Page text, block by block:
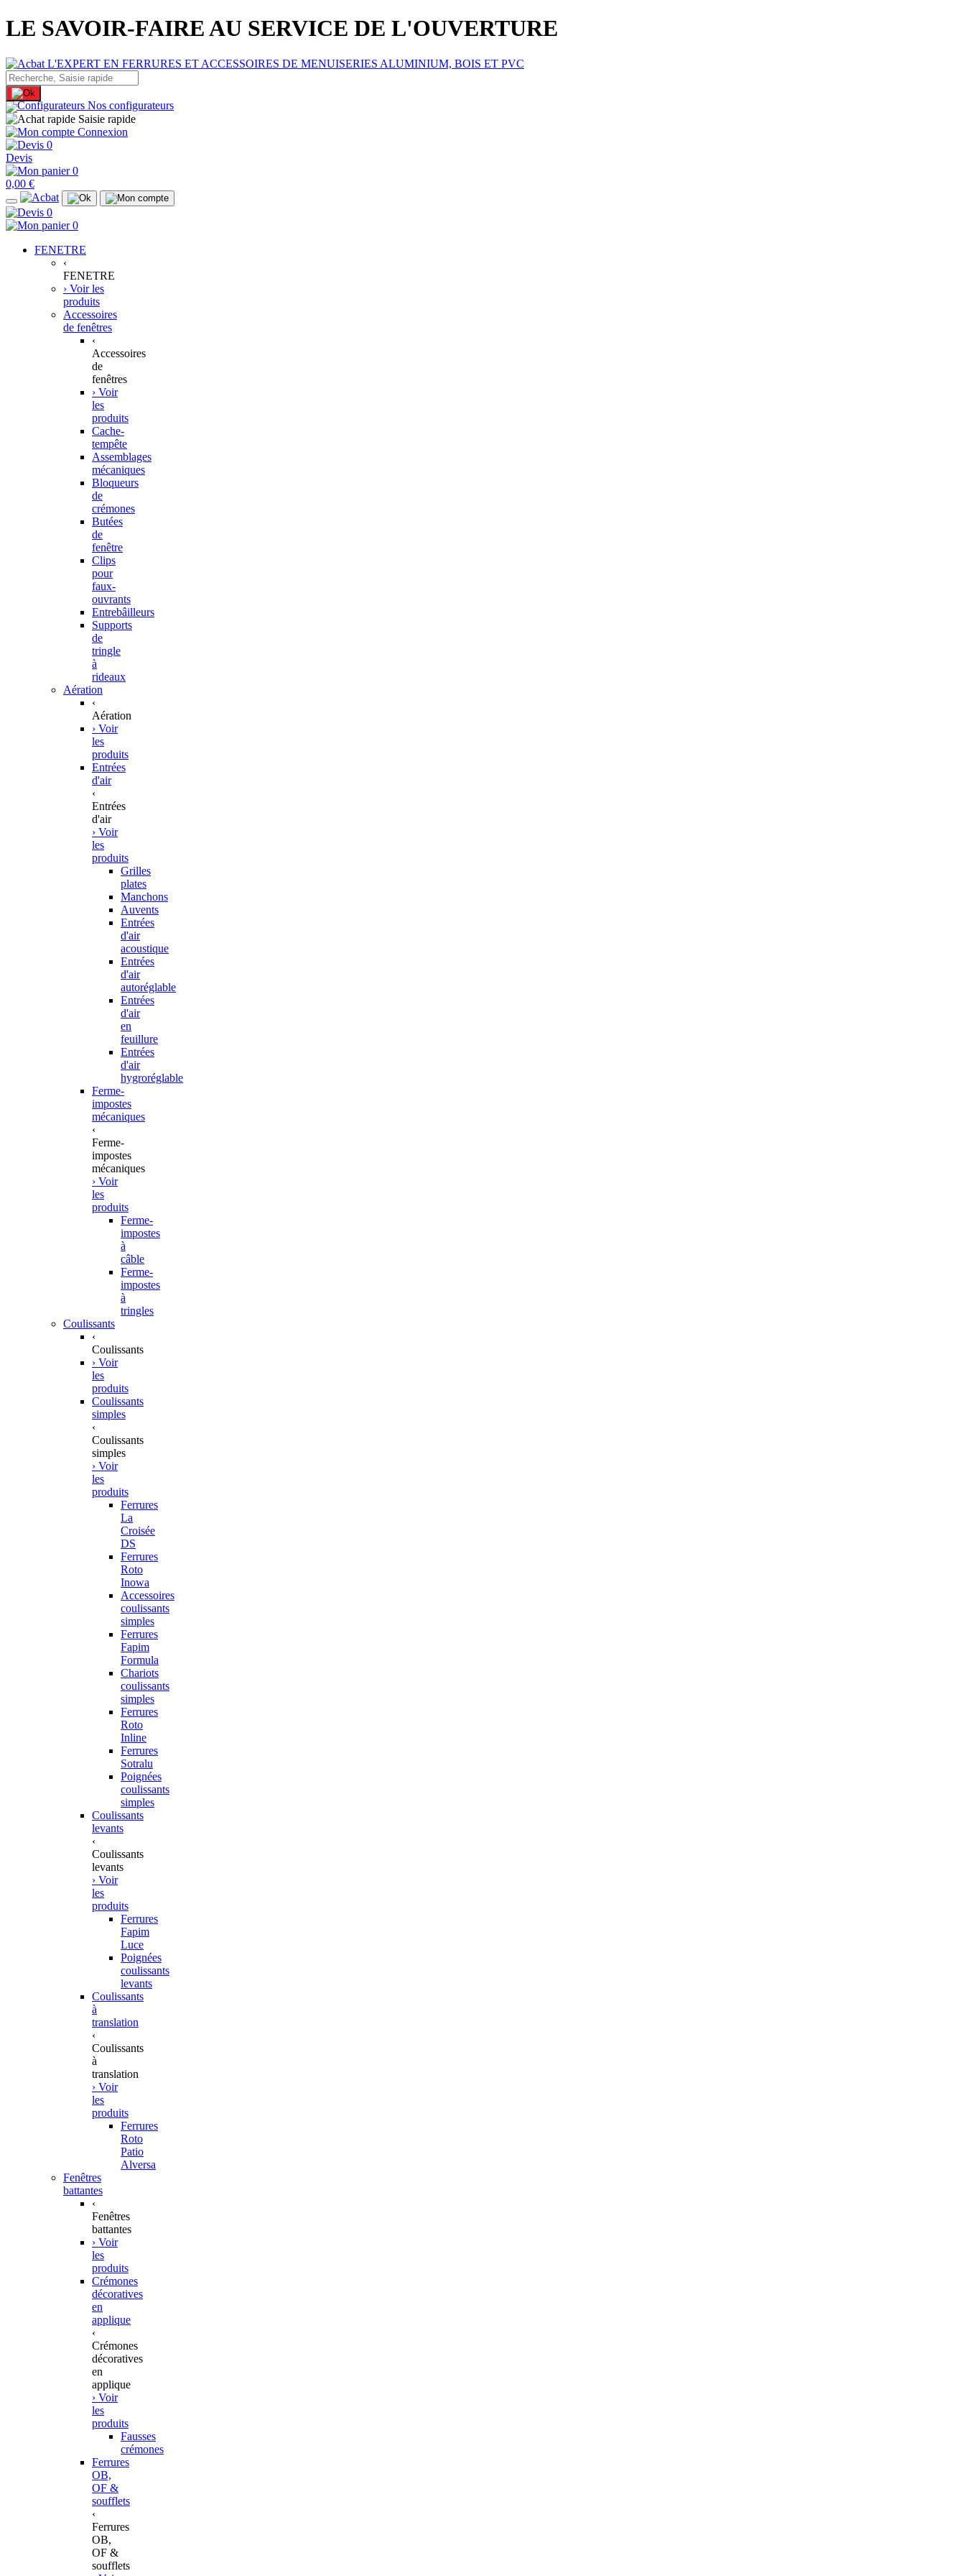
LE SAVOIR-FAIRE AU SERVICE DE L'OUVERTURE
Nos configurateurs
Saisie rapide
Connexion
0
Devis
0
0,00 €
0
0
FENETRE
‹
FENETRE
› Voir les
produits
Accessoires
de fenêtres
‹
Accessoires
de
fenêtres
› Voir
les
produits
Cache-
tempête
Assemblages
mécaniques
Bloqueurs
de
crémones
Butées
de
fenêtre
Clips
pour
faux-
ouvrants
Entrebâilleurs
Supports
de
tringle
à
rideaux
Aération
‹
Aération
› Voir
les
produits
Entrées
d'air
‹
Entrées
d'air
› Voir
les
produits
Grilles
plates
Manchons
Auvents
Entrées
d'air
acoustique
Entrées
d'air
autoréglable
Entrées
d'air
en
feuillure
Entrées
d'air
hygroréglable
Ferme-
impostes
mécaniques
‹
Ferme-
impostes
mécaniques
› Voir
les
produits
Ferme-
impostes
à
câble
Ferme-
impostes
à
tringles
Coulissants
‹
Coulissants
› Voir
les
produits
Coulissants
simples
‹
Coulissants
simples
› Voir
les
produits
Ferrures
La
Croisée
DS
Ferrures
Roto
Inowa
Accessoires
coulissants
simples
Ferrures
Fapim
Formula
Chariots
coulissants
simples
Ferrures
Roto
Inline
Ferrures
Sotralu
Poignées
coulissants
simples
Coulissants
levants
‹
Coulissants
levants
› Voir
les
produits
Ferrures
Fapim
Luce
Poignées
coulissants
levants
Coulissants
à
translation
‹
Coulissants
à
translation
› Voir
les
produits
Ferrures
Roto
Patio
Alversa
Fenêtres
battantes
‹
Fenêtres
battantes
› Voir
les
produits
Crémones
décoratives
en
applique
‹
Crémones
décoratives
en
applique
› Voir
les
produits
Fausses
crémones
Ferrures
OB,
OF &
soufflets
‹
Ferrures
OB,
OF &
soufflets